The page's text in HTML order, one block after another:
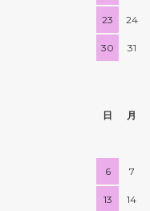
23 24
30 31
日 月
6 7
13 14